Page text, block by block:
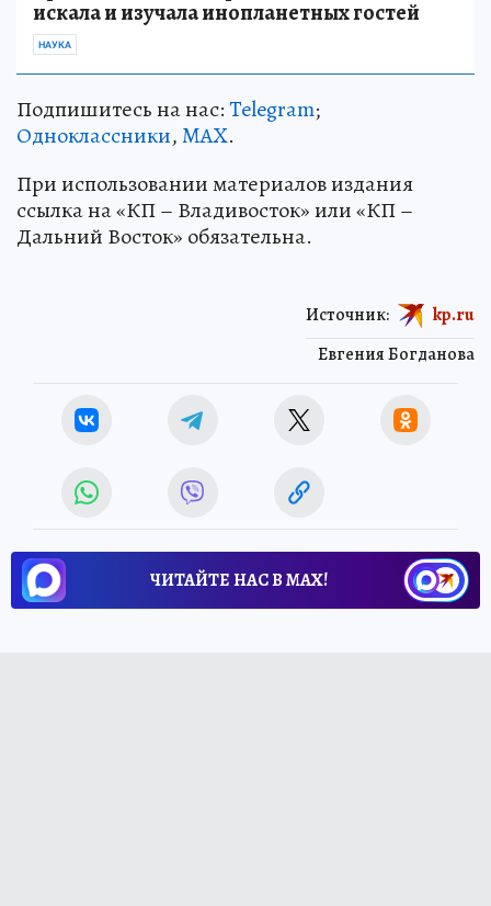
искала и изучала инопланетных гостей
НАУКА
Подпишитесь на нас:Telegram;
Одноклассники,MAX.
При использовании материалов издания
ссылка на «КП – Владивосток» или «КП –
Дальний Восток» обязательна.
Евгения Богданова
Источник: kp.ru
ЧИТАЙТЕ НАС В МАХ!